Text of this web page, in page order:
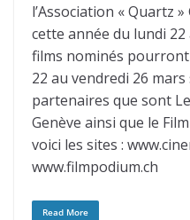
l’Association « Quartz
cette année du lundi 22
films nominés
22 au vendredi 26
partenaires que sont
Genève ainsi que le
voici les sites :
www.filmpodium.ch
Read More